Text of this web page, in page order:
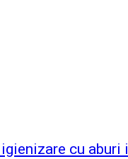
cu aburi